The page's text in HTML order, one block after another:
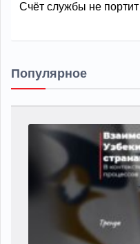
Счёт службы не портит
Популярное